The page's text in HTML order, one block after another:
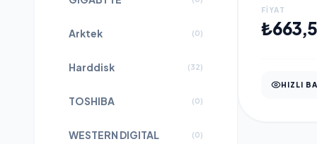
Arktek (0)
Harddisk (32)
TOSHIBA (0)
WESTERN DIGITAL (0)
250MT.
FIYAT
HIZLI